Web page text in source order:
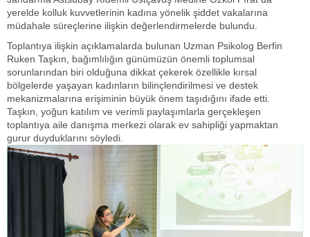
yerelde kolluk kuvvetlerinin kadına yönelik şiddet vakalarına
müdahale süreçlerine ilişkin değerlendirmelerde bulundu.
Toplantıya ilişkin açıklamalarda bulunan Uzman Psikolog Berfin
Ruken Taşkın, bağımlılığın günümüzün önemli toplumsal
sorunlarından biri olduğuna dikkat çekerek özellikle kırsal
bölgelerde yaşayan kadınların bilinçlendirilmesi ve destek
mekanizmalarına erişiminin büyük önem taşıdığını ifade etti.
Taşkın, yoğun katılım ve verimli paylaşımlarla gerçekleşen
toplantıya aile danışma merkezi olarak ev sahipliği yapmaktan
gurur duyduklarını söyledi.